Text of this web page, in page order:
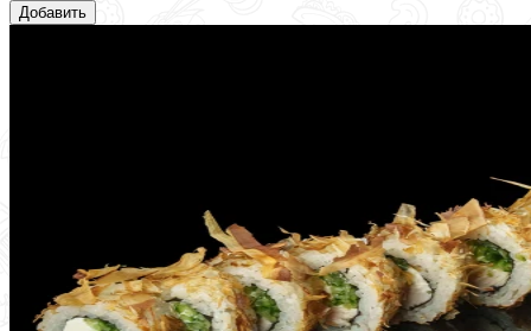
Добавить